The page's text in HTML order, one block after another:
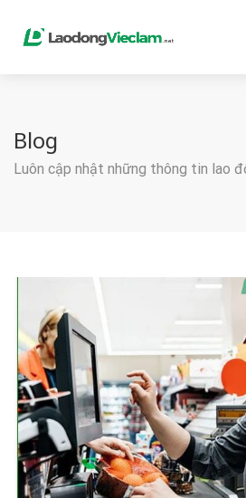
Blog
Luôn cập nhật những thông tin lao